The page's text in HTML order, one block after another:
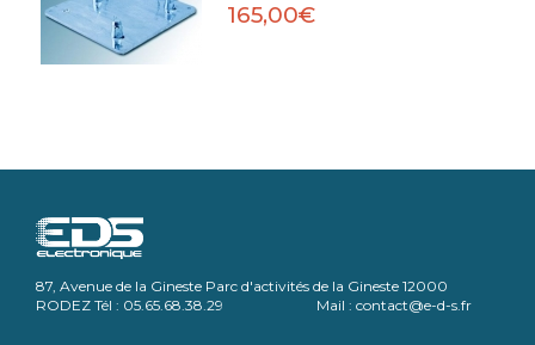
165,00€
87, Avenue de la Gineste Parc d'activités de la Gineste 12000
RODEZ Tél : 05.65.68.38.29 Mail : contact@e-d-s.fr